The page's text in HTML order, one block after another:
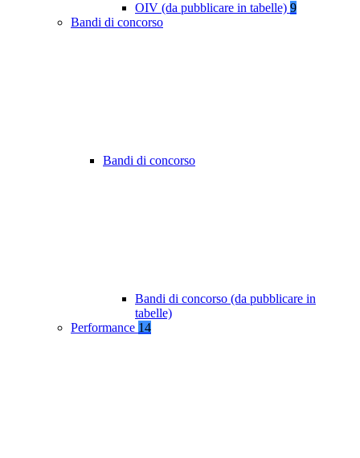
OIV (da pubblicare in tabelle) 9
Bandi di concorso
Bandi di concorso
Bandi di concorso (da pubblicare in
tabelle)
Performance 14